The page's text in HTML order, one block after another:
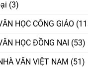
(3)
HỌC CÔNG GIÁO
HỌC ĐỒNG NAI (53)
VĂN VIỆT NAM (51)